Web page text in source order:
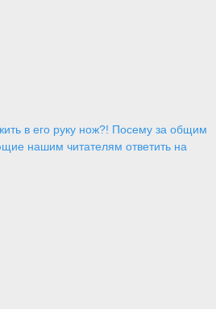
в его руку нож?! Посему за общим
нашим читателям ответить на